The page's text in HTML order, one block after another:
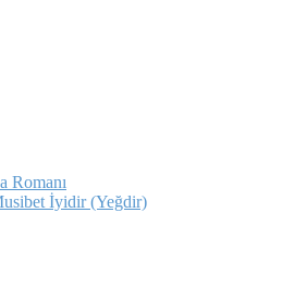
Romanı
İyidir (Yeğdir)